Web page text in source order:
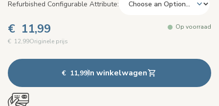
Refurbished Configurable Attribute
€ 11,99
€ 12,99Originele prijs
Op voorraad
€ 11,99In winkelwagen